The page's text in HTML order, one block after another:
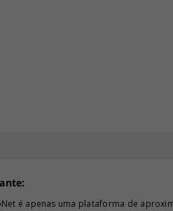
é apenas uma plataforma de